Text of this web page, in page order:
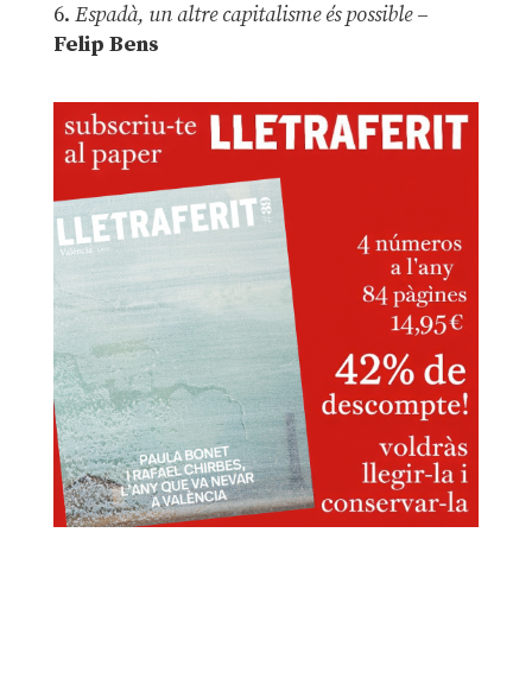
6. Espadà, un altre capitalisme és possible –
Felip Bens